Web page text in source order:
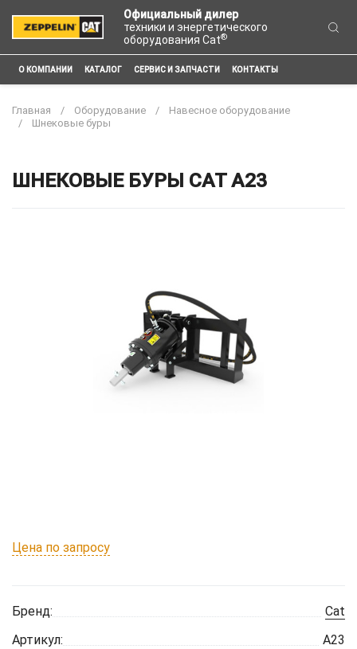
Официальный дилер
техники и энергетического
оборудования Cat®
О КОМПАНИИ КАТАЛОГ СЕРВИС И ЗАПЧАСТИ КОНТАКТЫ
Главная Оборудование
Навесное оборудование
Шнековые буры
ШНЕКОВЫЕ БУРЫ CAT A23
Цена по запросу
Бренд:
Cat
Артикул:
A23